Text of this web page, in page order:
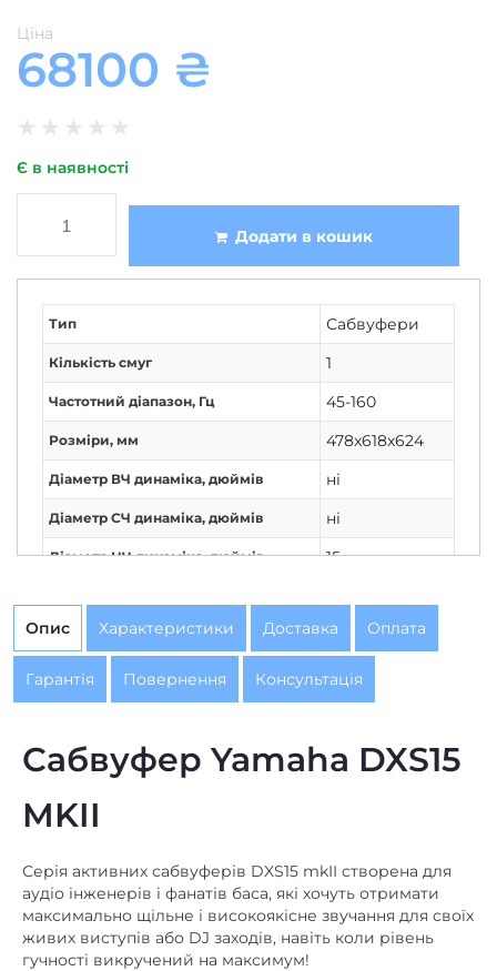
Ціна
68100 ₴
★ ★ ★ ★ ★
Є в наявності
Додати в кошик
Тип Сабвуфери
Кількість смуг 1
Частотний діапазон, Гц 45-160
Розміри, мм 478x618x624
Діаметр ВЧ динаміка, дюймів ні
Діаметр СЧ динаміка, дюймів ні
Діаметр НЧ динаміка, дюймів 15
Опис Характеристики Доставка Оплата
Гарантія Повернення Консультація
Сабвуфер Yamaha DXS15
MKII
Серія активних сабвуферів DXS15 mkII створена для
аудіо інженерів і фанатів баса, які хочуть отримати
максимально щільне і високоякісне звучання для своїх
живих виступів або DJ заходів, навіть коли рівень
гучності викручений на максимум!